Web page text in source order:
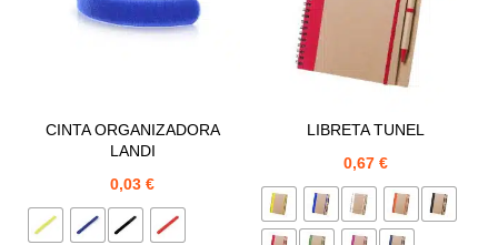
CINTA ORGANIZADORA
LANDI
0,03€
LIBRETA TUNEL
0,67 €